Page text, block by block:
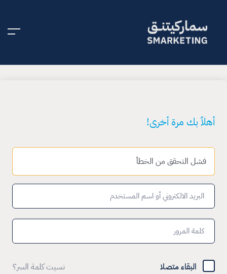
أهلاً بك مرة أخرى!
فشل التحقق من الخطأ
البقاء متصلا نسيت كلمة السر؟